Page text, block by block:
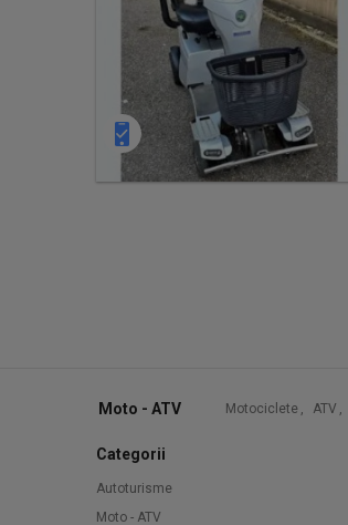
Moto - ATV Motociclete , ATV ,
Categorii
Autoturisme
Moto - ATV